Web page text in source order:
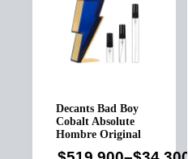
opciones
pueden
elegir
de
producto
Decants Bad Boy
Cobalt Absolute
Hombre Original